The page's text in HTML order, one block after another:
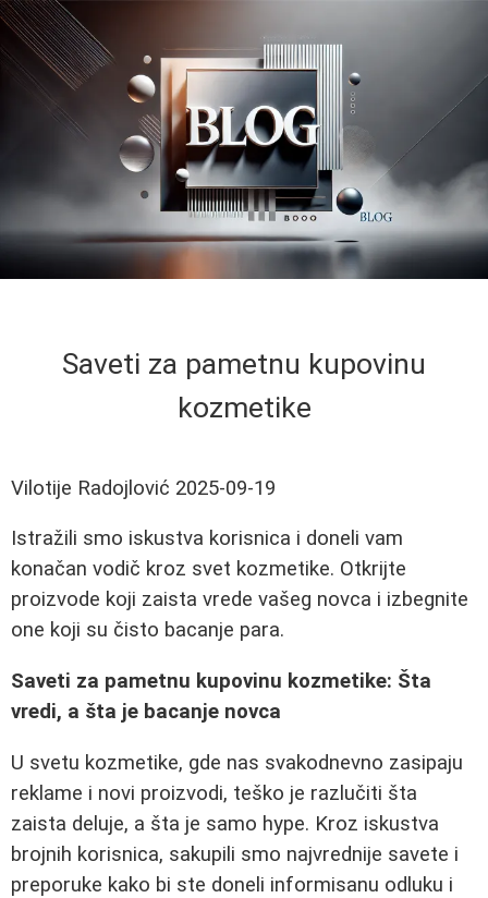
Saveti za pametnu kupovinu
kozmetike
Vilotije Radojlović 2025-09-19
Istražili smo iskustva korisnica i doneli vam
konačan vodič kroz svet kozmetike. Otkrijte
proizvode koji zaista vrede vašeg novca i izbegnite
one koji su čisto bacanje para.
Saveti za pametnu kupovinu kozmetike: Šta
vredi, a šta je bacanje novca
U svetu kozmetike, gde nas svakodnevno zasipaju
reklame i novi proizvodi, teško je razlučiti šta
zaista deluje, a šta je samo hype. Kroz iskustva
brojnih korisnica, sakupili smo najvrednije savete i
preporuke kako bi ste doneli informisanu odluku i